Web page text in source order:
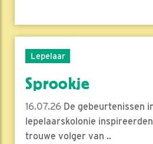
Lepelaar
Sprookje
16.07.26 De gebeurtenissen
lepelaarskolonie
trouwe volger van ..